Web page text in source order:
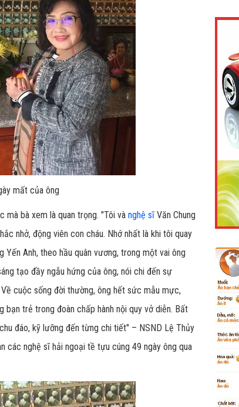
mất của ông
mà bà xem là quan trọng. "Tôi và nghệ sĩVăn Chung
nhở, động viên con cháu. Nhớ nhất là khi tôi quay
Anh, theo hầu quân vương, trong một vai ông
tạo đầy ngẫu hứng của ông, nói chi đến sự
cuộc sống đời thường, ông hết sức mẫu mực,
trẻ trong đoàn chấp hành nội quy vở diễn. Bất
đáo, kỹ lưỡng đến từng chi tiết" – NSND Lệ Thủy
các nghệ sĩ hải ngoại tề tựu cúng 49 ngày ông qua
Fanpage Để Ủng Hộ Chúng Tôi Duy Trì Website